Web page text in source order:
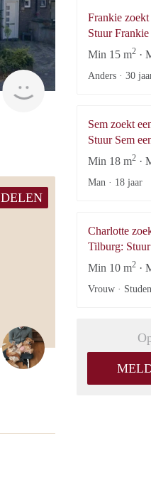
Reinier
DELEN
Frankie zoekt
Stuur
Min 15 m2 ·
Anders · 30
Sem zoekt
Stuur Sem
Min 18 m2 ·
Man · 18 jaar
Charlotte
Tilburg:
Min 10 m2 ·
Vrouw ·